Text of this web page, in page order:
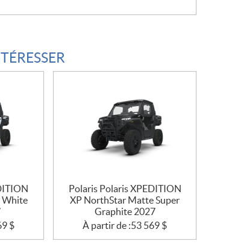
White
$
Polaris Polaris XPEDITION
XP NorthStar Matte Super
Graphite 2027
À partir de :53 569 $